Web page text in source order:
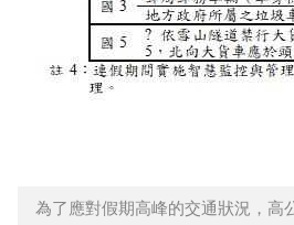
為了應對假期高峰的交通狀況，高